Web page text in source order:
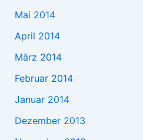
Mai 2014
April 2014
März 2014
Februar 2014
Januar 2014
Dezember 2013